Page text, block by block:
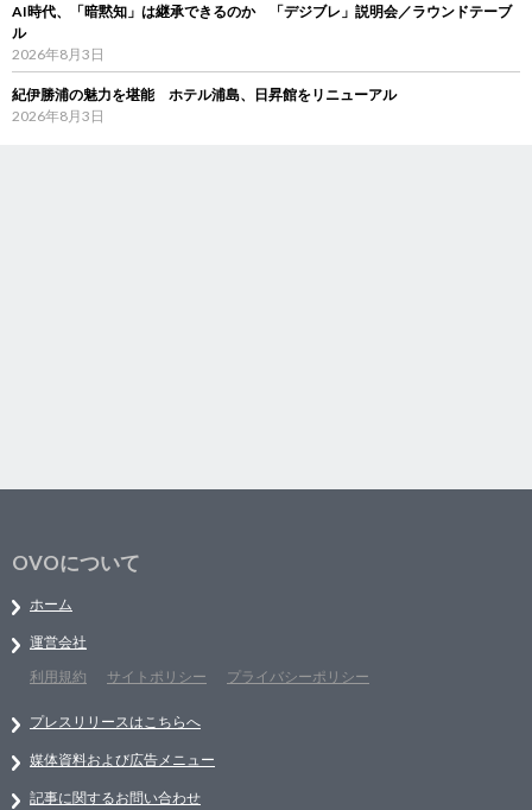
AI時代、「暗黙知」は継承できるのか 「デジブレ」説明会／ラウンドテーブ
ル
2026年8月3日
紀伊勝浦の魅力を堪能 ホテル浦島、日昇館をリニューアル
2026年8月3日
OVOについて
ホーム
運営会社
利用規約
サイトポリシー プライバシーポリシー
プレスリリースはこちらへ
媒体資料および広告メニュー
記事に関するお問い合わせ